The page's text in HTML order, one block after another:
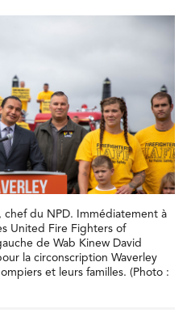
chef du NPD. Immédiatement à
United Fire Fighters of
de Wab Kinew David
la circonscription Waverley
et leurs familles. (Photo :